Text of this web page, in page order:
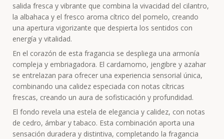
salida fresca y vibrante que combina la vivacidad del cilantro,
la albahaca y el fresco aroma cítrico del pomelo, creando
una apertura vigorizante que despierta los sentidos con
energía y vitalidad.
En el corazón de esta fragancia se despliega una armonía
compleja y embriagadora. El cardamomo, jengibre y azahar
se entrelazan para ofrecer una experiencia sensorial única,
combinando una calidez especiada con notas cítricas
frescas, creando un aura de sofisticación y profundidad.
El fondo revela una estela de elegancia y calidez, con notas
de cedro, ámbar y tabaco. Esta combinación aporta una
sensación duradera y distintiva, completando la fragancia